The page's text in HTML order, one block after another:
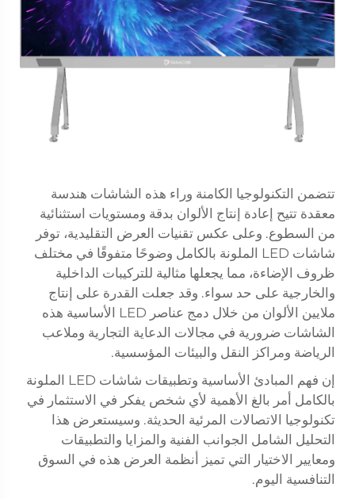
تتضمن التكنولوجيا الكامنة وراء هذه الشاشات هندسة
معقدة تتيح إعادة إنتاج الألوان بدقة ومستويات استثنائية
من السطوع. وعلى عكس تقنيات العرض التقليدية، توفر
شاشات LED الملونة بالكامل وضوحًا متفوقًا في مختلف
ظروف الإضاءة، مما يجعلها مثالية للتركيبات الداخلية
والخارجية على حد سواء. وقد جعلت القدرة على إنتاج
ملايين الألوان من خلال دمج عناصر LED الأساسية هذه
الشاشات ضرورية في مجالات الدعاية التجارية وملاعب
الرياضة ومراكز النقل والبيئات المؤسسية.
إن فهم المبادئ الأساسية وتطبيقات شاشات LED الملونة
بالكامل أمر بالغ الأهمية لأي شخص يفكر في الاستثمار في
تكنولوجيا الاتصالات المرئية الحديثة. وسيستعرض هذا
التحليل الشامل الجوانب الفنية والمزايا والتطبيقات
ومعايير الاختيار التي تميز أنظمة العرض هذه في السوق
التنافسية اليوم.